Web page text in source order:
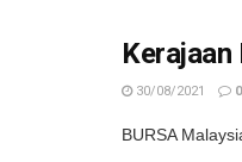
Kerajaan
30/08/2021 0
BURSA